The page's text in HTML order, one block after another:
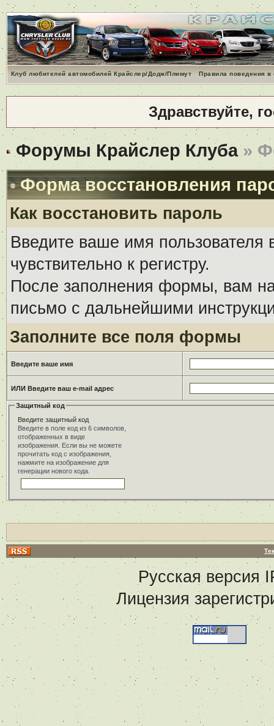
Клуб любителей автомобилей Крайслер/Додж/Плимут Правила поведения
Здравствуйте,
Форумы Крайслер Клуба»
Форма восстановления
Как восстановить пароль
Введите ваше имя
чувствительно к регистру.
После заполнения формы, вам на
письмо с дальнейшими
Заполните все поля формы
Введите ваше имя
ИЛИ Введите ваш e-mail адрес
Защитный код
Введите защитный код
Введите в поле код из 6 символов,
отображенных в виде
изображения. Если вы не можете
прочитать код с изображения,
нажмите на изображение для
генерации нового кода.
Русская версия
Лицензия